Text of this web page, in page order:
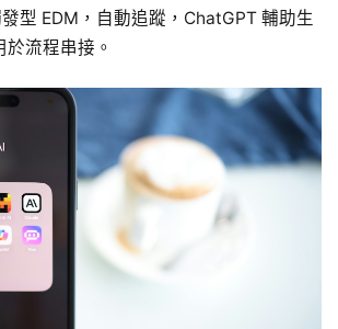
型 EDM，自動追蹤，ChatGPT 輔助生
流程串接。